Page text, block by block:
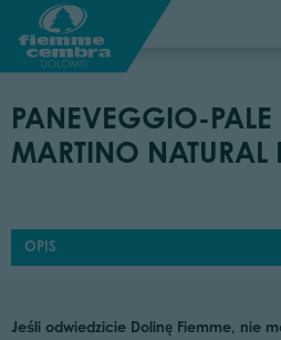
PANEVEGGIO-
MARTINO NATURAL
OPIS
Jeśli odwiedzicie Dolinę Fiemme, nie